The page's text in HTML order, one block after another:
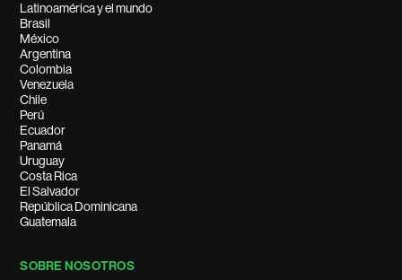
Latinoamérica y el mundo
Brasil
México
Argentina
Colombia
Venezuela
Chile
Perú
Ecuador
Panamá
Uruguay
Costa Rica
El Salvador
República Dominicana
Guatemala
SOBRE NOSOTROS